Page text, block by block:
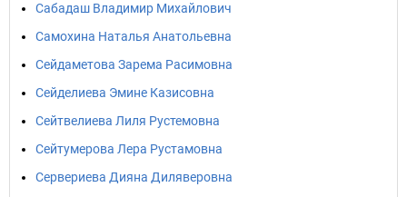
Сабадаш Владимир Михайлович
Самохина Наталья Анатольевна
Сейдаметова Зарема Расимовна
Сейделиева Эмине Казисовна
Сейтвелиева Лиля Рустемовна
Сейтумерова Лера Рустамовна
Сервериева Дияна Диляверовна